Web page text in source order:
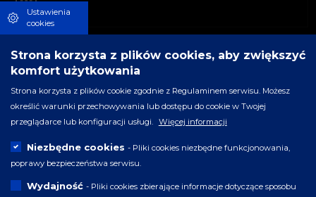
Ustawienia
cookies
Strona korzysta z plików cookies, aby zwiększyć
komfort użytkowania
Strona korzysta z plików cookie zgodnie z Regulaminem serwisu. Możesz
określić warunki przechowywania lub dostępu do cookie w Twojej
przeglądarce lub konfiguracji usługi.
Więcej informacji
Niezbędne cookies - Pliki cookies niezbędne funkcjonowania,
poprawy bezpieczeństwa serwisu.
Wydajność - Pliki cookies zbierające informacje dotyczące sposobu